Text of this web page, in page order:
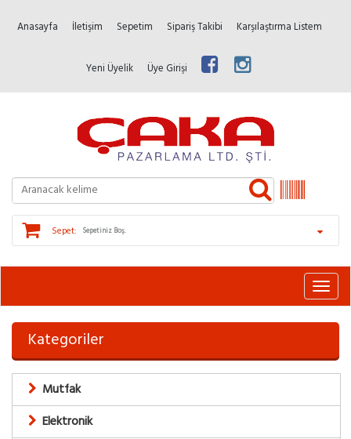
Anasayfa İletişim Sepetim Sipariş Takibi Karşılaştırma Listem
Yeni Üyelik Üye Girişi
Sepet: Sepetiniz Boş.
Kategoriler
Mutfak
Elektronik